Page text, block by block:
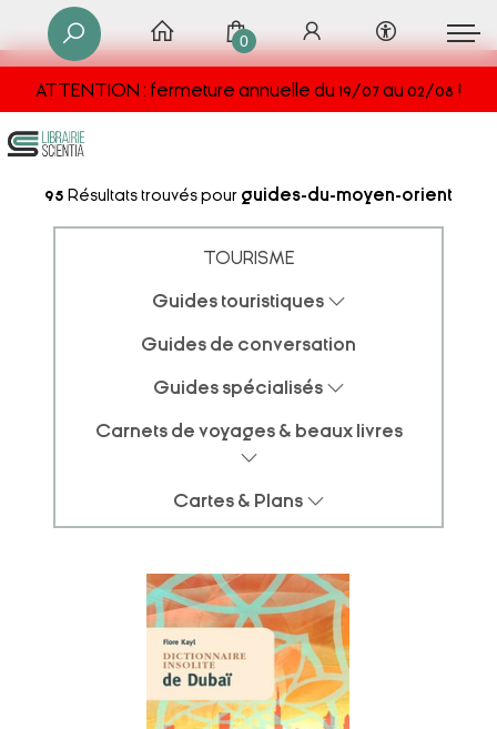
ATTENTION : fermeture annuelle du 19/07 au 02/08 !
0
95 Résultats trouvés pour guides-du-moyen-orient
TOURISME
Guides touristiques
Guides de conversation
Guides spécialisés
Carnets de voyages & beaux livres
Cartes & Plans